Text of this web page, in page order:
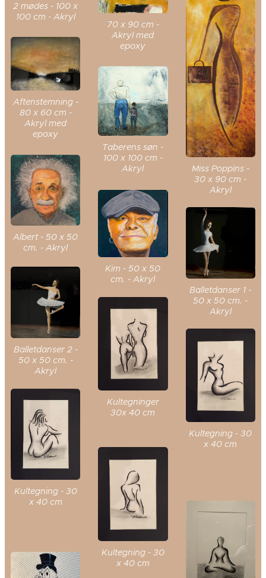
70 x 90 cm -
Akryl med
epoxy
2 mødes - 100 x
100 cm - Akryl
Miss Poppins -
30 x 90 cm -
Akryl
Aftenstemning -
80 x 60 cm -
Akryl med
epoxy
Taberens søn -
100 x 100 cm -
Akryl
Albert - 50 x 50
cm. - Akryl
Kim - 50 x 50
cm. - Akryl
Balletdanser 1 -
50 x 50 cm. -
Akryl
Balletdanser 2 -
50 x 50 cm. -
Akryl
Kultegninger
30x 40 cm
Kultegning - 30
x 40 cm
Kultegning - 30
x 40 cm
Kultegning - 30
x 40 cm